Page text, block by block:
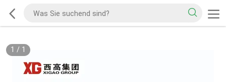
1 / 1